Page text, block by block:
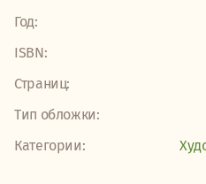
Год:
ISBN:
Страниц:
Тип обложки:
Категории: